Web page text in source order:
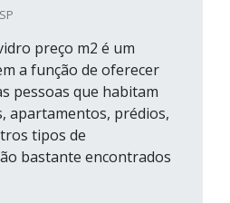
preço m2 é um
a função de oferecer
pessoas que habitam
apartamentos, prédios,
tipos de
bastante encontrados